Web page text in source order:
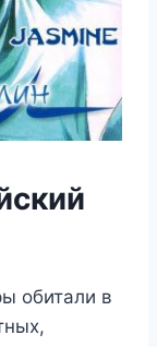
обитали в